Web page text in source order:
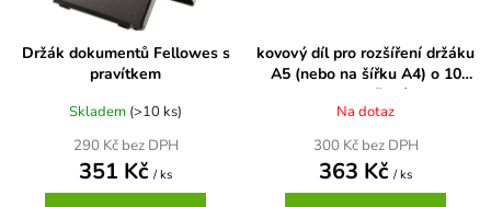
Držák dokumentů Fellowes s
pravítkem
Skladem (>10 ks)
290 Kč bez DPH
351 Kč / ks
kovový díl pro rozšíření držáku
A5 (nebo na šířku A4) o 10
kapes, šedý
Na dotaz
300 Kč bez DPH
363 Kč / ks